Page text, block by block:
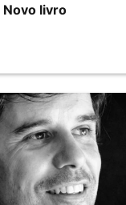
Novo livro